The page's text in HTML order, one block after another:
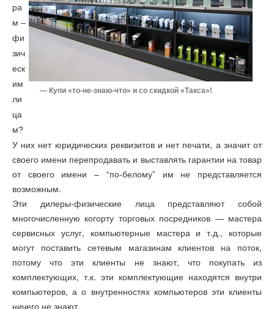
— Купи «то-не-знаю-что» и со скидкой «Такса»!
ра
м –
фи
зич
еск
им
ли
ца
м?
У них нет юридических реквизитов и нет печати, а значит от
своего имени перепродавать и выставлять гарантии на товар
от своего имени – “по-белому” им не представляется
возможным.
Эти дилеры-физические лица представляют собой
многочисленную когорту торговых посредников — мастера
сервисных услуг, компьютерные мастера и т.д., которые
могут поставить сетевым магазинам клиентов на поток,
потому что эти клиенты не знают, что покупать из
комплектующих, т.к. эти комплектующие находятся внутри
компьютеров, а о внутренностях компьютеров эти клиенты
ничего не знают.